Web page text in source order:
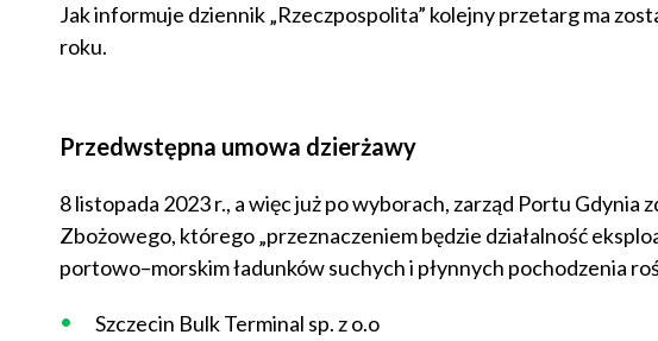
Jak informuje dziennik „Rzeczpospolita” kolejny przetarg ma
roku.
Przedwstępna umowa dzierżawy
8 listopada 2023 r., a więc już po wyborach, zarząd Portu Gdynia
Zbożowego, którego „przeznaczeniem będzie działalność
portowo–morskim ładunków suchych i płynnych pochodzenia
Szczecin Bulk Terminal sp. z o.o